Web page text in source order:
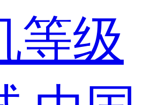
等级